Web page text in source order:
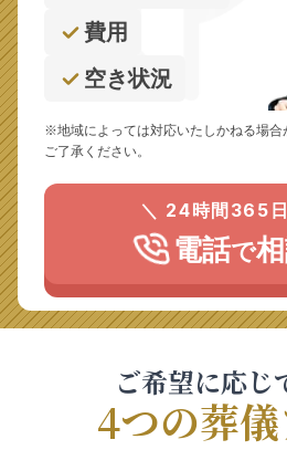
費用
空き状況
※地域によっては対応いたしかねる場合
ご了承ください。
＼ 24時間365
電話で
ご希望に応じ
4つの葬